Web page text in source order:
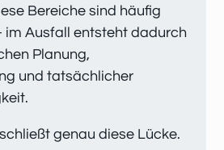
Bereiche sind häufig
im Ausfall entsteht dadurch
Planung,
und tatsächlicher
genau diese Lücke.